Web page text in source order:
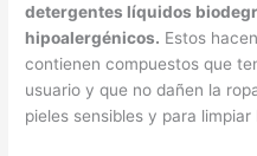
detergentes líquidos
hipoalergénicos. Estos
contienen compuestos que
usuario y que no dañen la
pieles sensibles y para limpiar